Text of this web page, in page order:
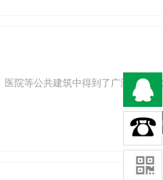
院等公共建筑中得到了广泛应用。
了